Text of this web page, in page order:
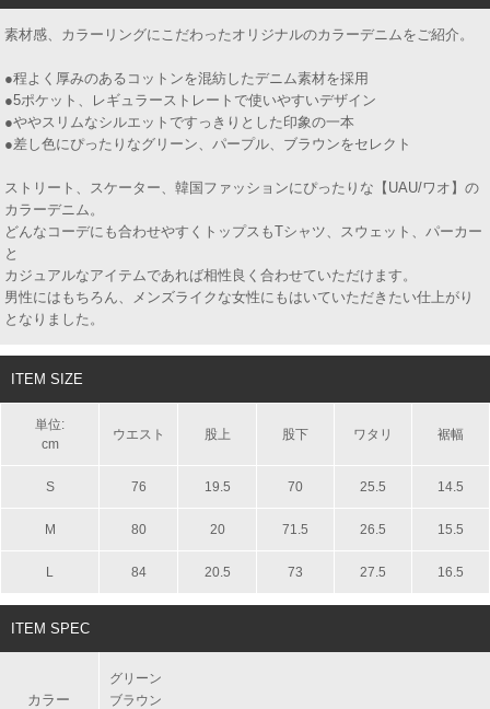
素材感、カラーリングにこだわったオリジナルのカラーデニムをご紹介。
●程よく厚みのあるコットンを混紡したデニム素材を採用
●5ポケット、レギュラーストレートで使いやすいデザイン
●ややスリムなシルエットですっきりとした印象の一本
●差し色にぴったりなグリーン、パープル、ブラウンをセレクト
ストリート、スケーター、韓国ファッションにぴったりな【UAU/ワオ】の
カラーデニム。
どんなコーデにも合わせやすくトップスもTシャツ、スウェット、パーカー
と
カジュアルなアイテムであれば相性良く合わせていただけます。
男性にはもちろん、メンズライクな女性にもはいていただきたい仕上がり
となりました。
ITEM SIZE
単位:
cm
ウエスト 股上 股下 ワタリ 裾幅
S 76 19.5 70 25.5 14.5
M 80 20 71.5 26.5 15.5
L 84 20.5 73 27.5 16.5
ITEM SPEC
カラー
グリーン
ブラウン